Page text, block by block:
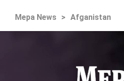
Mepa News > Afganistan